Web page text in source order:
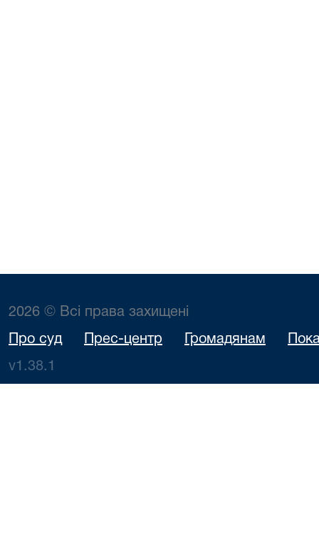
2026 © Всі права захищені
Про суд Прес-центр Громадянам
v1.38.1